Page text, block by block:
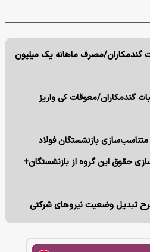
گندمکاران/مصرف ماهانه یک میلیون
از مطالبات گندمکاران/معوقات کی واریز
متناسب‌سازی بازنشستگان فولاد
حقوق این گروه از بازنشستگان+
تبدیل وضعیت نیروهای شرکتی